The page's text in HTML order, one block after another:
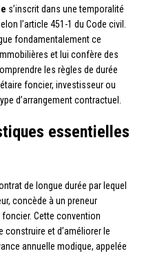
s’inscrit dans une temporalité
l’article 451-1 du Code civil.
fondamentalement ce
et lui confère des
les règles de durée
foncier, investisseur ou
d’arrangement contractuel.
essentielles
de longue durée par lequel
concède à un preneur
Cette convention
construire et d’améliorer le
annuelle modique, appelée